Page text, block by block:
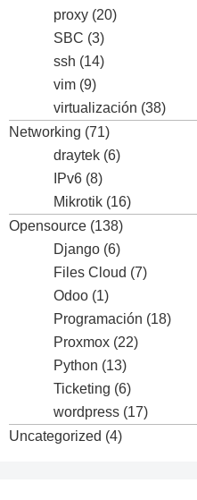
proxy (20)
SBC (3)
ssh (14)
vim (9)
virtualización (38)
Networking (71)
draytek (6)
IPv6 (8)
Mikrotik (16)
Opensource (138)
Django (6)
Files Cloud (7)
Odoo (1)
Programación (18)
Proxmox (22)
Python (13)
Ticketing (6)
wordpress (17)
Uncategorized (4)